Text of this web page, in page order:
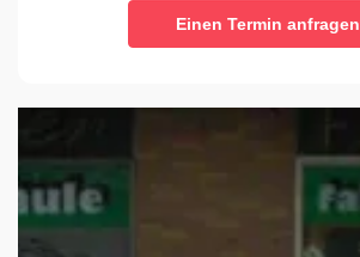
Einen Termin anfragen